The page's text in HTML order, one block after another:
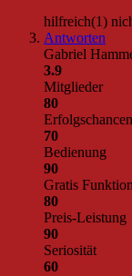
hilfreich(1)
Antworten
Gabriel
3.9
Mitglieder
80
Erfolgschancen
70
Bedienung
90
Gratis
80
Preis-Leistung
90
Seriosität
60